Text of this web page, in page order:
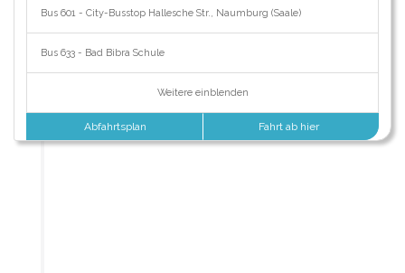
Bus 601 - City-Busstop Hallesche Str., Naumburg (Saale)
Bus 633 - Bad Bibra Schule
Weitere einblenden
Abfahrtsplan Fahrt ab hier